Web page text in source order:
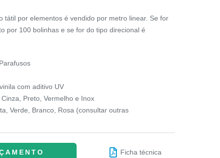
tátil por elementos é vendido por metro linear. Se for
por 100 bolinhas e se for do tipo direcional é
com aditivo UV
Preto, Vermelho e Inox
Verde, Branco, Rosa (consultar outras
Ficha técnica